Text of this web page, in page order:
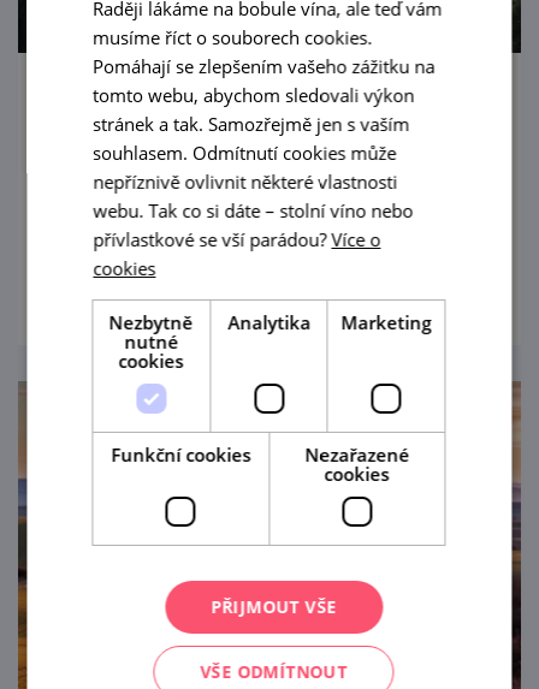
Za barokní perlou jižní Moravy
Zázračná soška Madony, obdivuhodné dílo
J.B. Santiniho a protiatomový bunkr - za
pestrými zážitky se vydejte do Křtin!
Raději lákáme na bobule vína, ale teď vám
musíme říct o souborech cookies.
Pomáhají se zlepšením vašeho zážitku na
tomto webu, abychom sledovali výkon
stránek a tak. Samozřejmě jen s vaším
souhlasem. Odmítnutí cookies může
nepříznivě ovlivnit některé vlastnosti
webu. Tak co si dáte – stolní víno nebo
přívlastkové se vší parádou?Více o
cookies
Nezbytně
nutné
cookies
Analytika Marketing
Funkční cookies
Nezařazené
cookies
PŘIJMOUT VŠE
VŠE ODMÍTNOUT